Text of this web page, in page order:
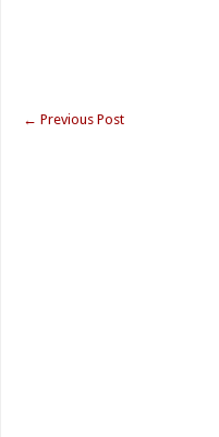
← Previous Post